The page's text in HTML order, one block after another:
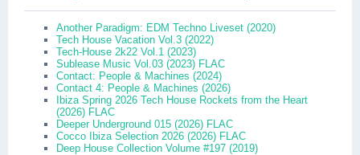
Another Paradigm: EDM Techno Liveset (2020)
Tech House Vacation Vol.3 (2022)
Tech-House 2k22 Vol.1 (2023)
Sublease Music Vol.03 (2023) FLAC
Contact: People & Machines (2024)
Contact 4: People & Machines (2026)
Ibiza Spring 2026 Tech House Rockets from the Heart
(2026) FLAC
Deeper Underground 015 (2026) FLAC
Cocco Ibiza Selection 2026 (2026) FLAC
Deep House Collection Volume #197 (2019)